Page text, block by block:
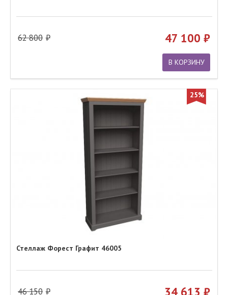
62 800 47 100
В КОРЗИНУ
25%
Стеллаж Форест Графит 46005
46 150 34 613